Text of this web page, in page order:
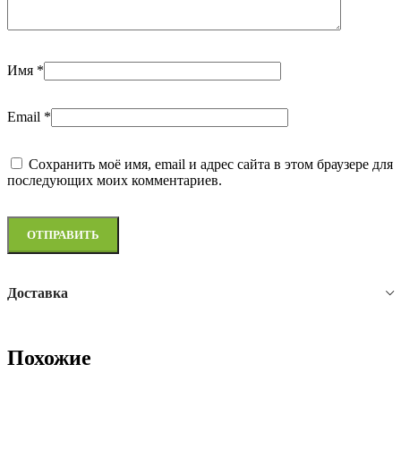
Имя *
Email *
Сохранить моё имя, email и адрес сайта в этом браузере для
последующих моих комментариев.
Доставка
Похожие